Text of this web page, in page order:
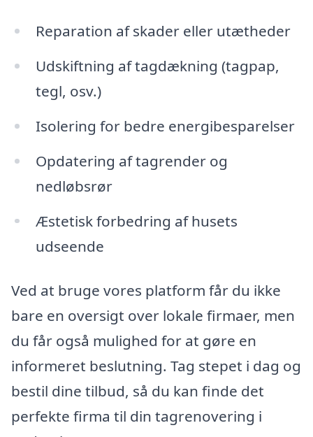
Reparation af skader eller utætheder
Udskiftning af tagdækning (tagpap,
tegl, osv.)
Isolering for bedre energibesparelser
Opdatering af tagrender og
nedløbsrør
Æstetisk forbedring af husets
udseende
Ved at bruge vores platform får du ikke
bare en oversigt over lokale firmaer, men
du får også mulighed for at gøre en
informeret beslutning. Tag stepet i dag og
bestil dine tilbud, så du kan finde det
perfekte firma til din tagrenovering i